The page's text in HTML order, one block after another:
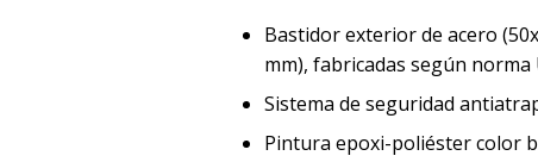
Bastidor exterior de acero
mm), fabricadas según norma
Sistema de seguridad
Pintura epoxi-poliéster color